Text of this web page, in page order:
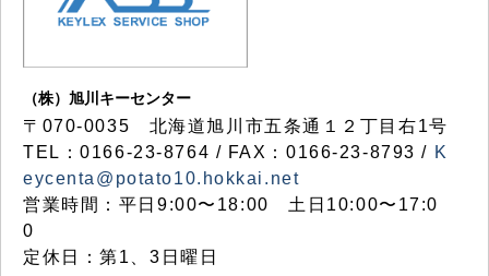
（株）旭川キーセンター
〒070-0035 北海道旭川市五条通１２丁目右1号
TEL：0166-23-8764 / FAX：0166-23-8793 / K
eycenta@potato10.hokkai.net
営業時間：平日9:00〜18:00 土日10:00〜17:0
0
定休日：第1、3日曜日